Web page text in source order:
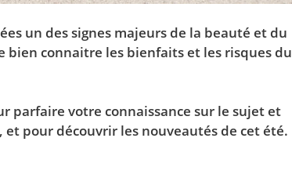
un des signes majeurs de la beauté et du
connaitre les bienfaits et les risques du
parfaire votre connaissance sur le sujet et
pour découvrir les nouveautés de cet été.